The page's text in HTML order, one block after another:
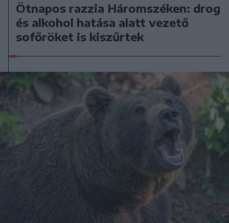
Ötnapos razzia Háromszéken: drog
és alkohol hatása alatt vezető
sofőröket is kiszűrtek